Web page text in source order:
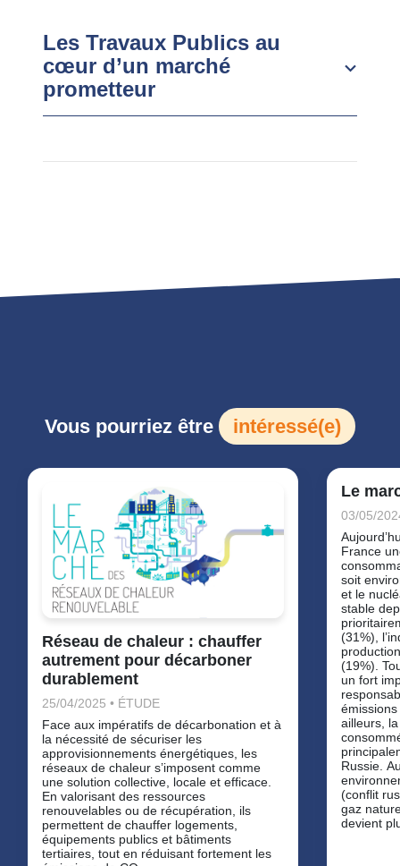
Les Travaux Publics au
cœur d’un marché
prometteur
Vous pourriez être intéressé(e)
Réseau de chaleur : chauffer
autrement pour décarboner
durablement
25/04/2025 • ÉTUDE
Face aux impératifs de décarbonation et à
la nécessité de sécuriser les
approvisionnements énergétiques, les
réseaux de chaleur s’imposent comme
une solution collective, locale et efficace.
En valorisant des ressources
renouvelables ou de récupération, ils
permettent de chauffer logements,
équipements publics et bâtiments
tertiaires, tout en réduisant fortement les
Le
03/05/
France
soit
et le
stable
(31%),
(19%).
un fort impact environnemental : elle est
émissions totales du parc résidentiel. Par
ailleurs,
consommé en France
Russie.
(conflit
gaz
devient